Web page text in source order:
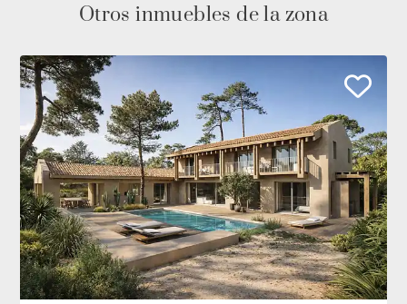
Otros inmuebles de la zona